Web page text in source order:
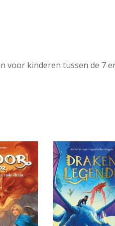
voor kinderen tussen de 7